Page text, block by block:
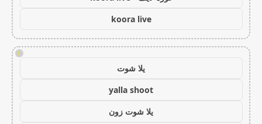
koora live
!
يلا شوت
yalla shoot
يلا شوت زون